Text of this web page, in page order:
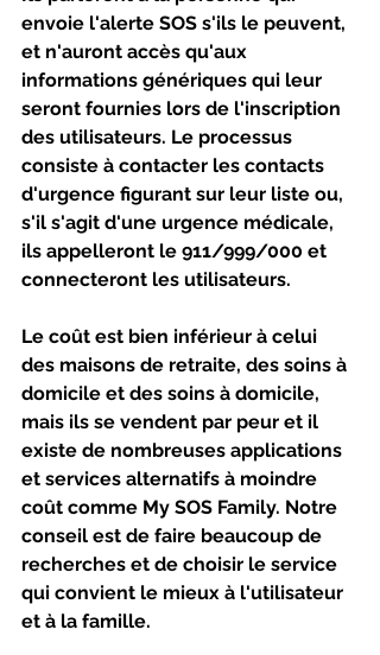
envoie l'alerte SOS s'ils le peuvent,
et n'auront accès qu'aux
informations génériques qui leur
seront fournies lors de l'inscription
des utilisateurs. Le processus
consiste à contacter les contacts
d'urgence figurant sur leur liste ou,
s'il s'agit d'une urgence médicale,
ils appelleront le 911/999/000 et
connecteront les utilisateurs.
Le coût est bien inférieur à celui
des maisons de retraite, des soins à
domicile et des soins à domicile,
mais ils se vendent par peur et il
existe de nombreuses applications
et services alternatifs à moindre
coût comme My SOS Family. Notre
conseil est de faire beaucoup de
recherches et de choisir le service
qui convient le mieux à l'utilisateur
et à la famille.